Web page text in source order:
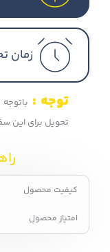
زمان
توجه :
تحویل برای این
کیفیت محصول
امتیاز محصول